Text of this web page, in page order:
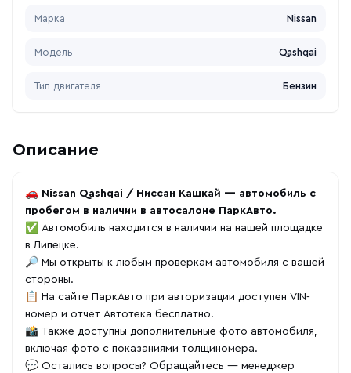
Марка Nissan
Модель Qashqai
Тип двигателя Бензин
Описание
🚗 Nissan Qashqai / Ниссан Кашкай — автомобиль с
пробегом в наличии в автосалоне ПаркАвто.
✅ Автомобиль находится в наличии на нашей площадке
в Липецке.
🔎 Мы открыты к любым проверкам автомобиля с вашей
стороны.
📋 На сайте ПаркАвто при авторизации доступен VIN-
номер и отчёт Автотека бесплатно.
📸 Также доступны дополнительные фото автомобиля,
включая фото с показаниями толщиномера.
💬 Остались вопросы? Обращайтесь — менеджер